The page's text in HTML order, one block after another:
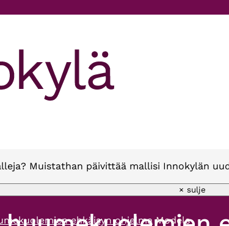
Muistathan päivittää mallisi Innokylän
× sulje
ehkäisyn ohjelma Models